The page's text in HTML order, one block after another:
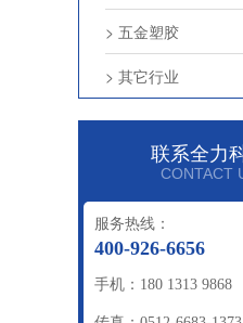
> 五金塑胶
> 其它行业
联系全力
CONTACT
服务热线：
400-926-6656
手机：180 1313 9868